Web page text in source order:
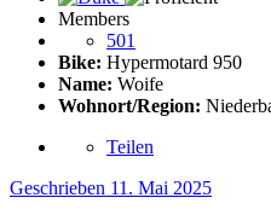
Members
501
Bike: Hypermotard 950
Name: Woife
Wohnort/Region:
Teilen
Geschrieben 11. Mai 2025